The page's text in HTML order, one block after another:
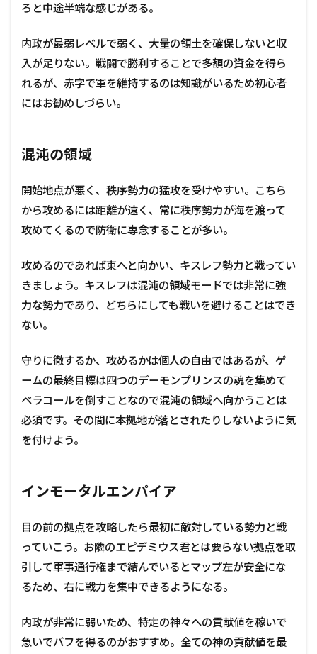
ろと中途半端な感じがある。
内政が最弱レベルで弱く、大量の領土を確保しないと収
入が足りない。戦闘で勝利することで多額の資金を得ら
れるが、赤字で軍を維持するのは知識がいるため初心者
にはお勧めしづらい。
混沌の領域
開始地点が悪く、秩序勢力の猛攻を受けやすい。こちら
から攻めるには距離が遠く、常に秩序勢力が海を渡って
攻めてくるので防衛に専念することが多い。
攻めるのであれば東へと向かい、キスレフ勢力と戦ってい
きましょう。キスレフは混沌の領域モードでは非常に強
力な勢力であり、どちらにしても戦いを避けることはでき
ない。
守りに徹するか、攻めるかは個人の自由ではあるが、ゲ
ームの最終目標は四つのデーモンプリンスの魂を集めて
ベラコールを倒すことなので混沌の領域へ向かうことは
必須です。その間に本拠地が落とされたりしないように気
を付けよう。
インモータルエンパイア
目の前の拠点を攻略したら最初に敵対している勢力と戦
っていこう。お隣のエピデミウス君とは要らない拠点を取
引して軍事通行権まで結んでいるとマップ左が安全にな
るため、右に戦力を集中できるようになる。
内政が非常に弱いため、特定の神々への貢献値を稼いで
急いでバフを得るのがおすすめ。全ての神の貢献値を最